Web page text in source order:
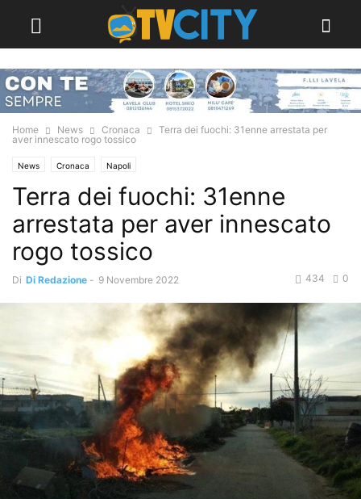
Home News Cronaca
Terra dei fuochi: 31enne arrestata per
aver innescato rogo tossico
News Cronaca Napoli
Terra dei fuochi: 31enne
arrestata per aver innescato
rogo tossico
Di Di Redazione - 9 Novembre 2022 0
434